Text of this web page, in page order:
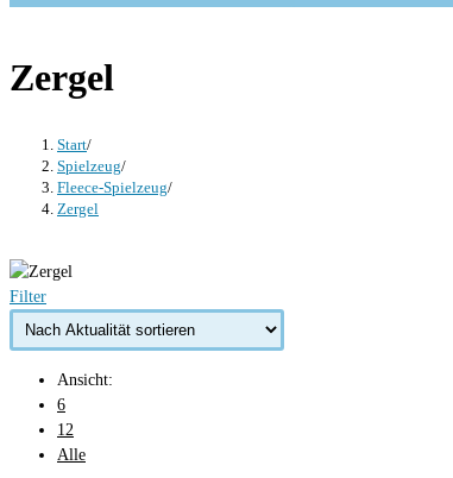
Zergel
Start/
Spielzeug/
Fleece-Spielzeug/
Zergel
Filter
Ansicht:
6
12
Alle